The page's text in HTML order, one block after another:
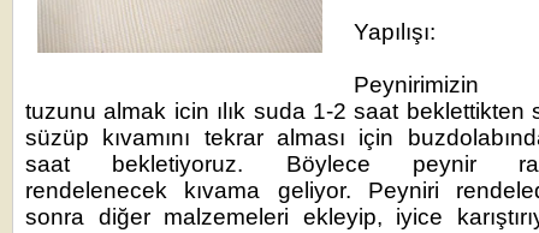
Yapılışı:
Peynirimizin
tuzunu almak icin ılık suda 1-2 saat beklettikten
süzüp kıvamını tekrar alması için
saat bekletiyoruz. Böylece peynir
rendelenecek kıvama geliyor. Peyniri
sonra diğer malzemeleri ekleyip, iyice